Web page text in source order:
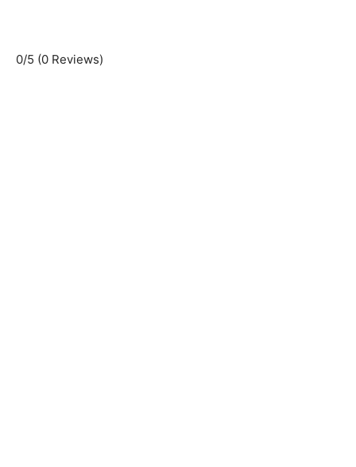
0/5 (0 Reviews)